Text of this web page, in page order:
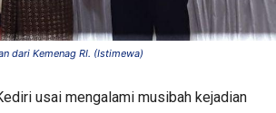
dari Kemenag RI. (Istimewa)
usai mengalami musibah kejadian